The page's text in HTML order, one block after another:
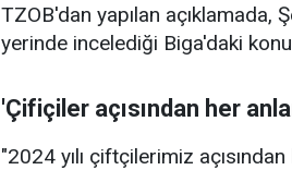
TZOB'dan yapılan açıklamada,
yerinde incelediği Biga'daki
'Çifiçiler açısından her
"2024 yılı çiftçilerimiz